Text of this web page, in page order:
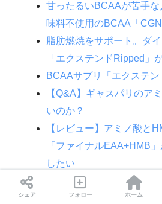
甘ったるいBCAAが苦手
味料不使用のBCAA「
脂肪燃焼をサポート。ダ
「エクステンドRipped」
BCAAサプリ「エクステ
【Q&A】ギャスパリのア
いのか？
【レビュー】アミノ酸と
「ファイナルEAA+HMB
したい
一週間で800gの減量に成
6」はおすすめ
シェア フォロー ホーム